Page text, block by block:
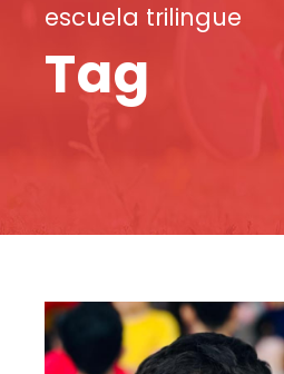
escuela trilingue
Tag